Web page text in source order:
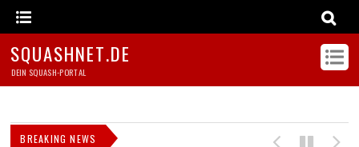
SQUASHNET.DE
DEIN SQUASH-PORTAL
BREAKING NEWS